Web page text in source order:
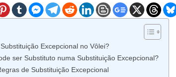
Excepcional no Vôlei?
ser Substituto numa Substituição Excepcional?
de Substituição Excepcional